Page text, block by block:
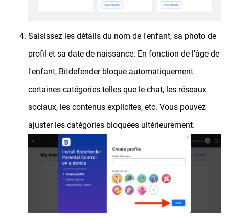
Saisissez les détails du nom de l'enfant, sa photo de
profil et sa date de naissance. En fonction de l'âge de
l'enfant, Bitdefender bloque automatiquement
certaines catégories telles que le chat, les réseaux
sociaux, les contenus explicites, etc. Vous pouvez
ajuster les catégories bloquées ultérieurement.